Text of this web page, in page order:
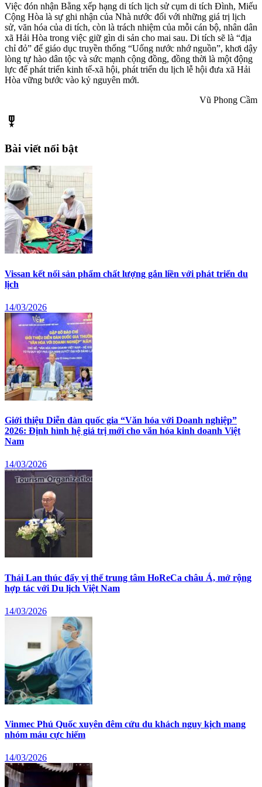
Việc đón nhận Bằng xếp hạng di tích lịch sử cụm di tích Đình, Miếu
Cộng Hòa là sự ghi nhận của Nhà nước đối với những giá trị lịch
sử, văn hóa của di tích, còn là trách nhiệm của mỗi cán bộ, nhân dân
xã Hải Hòa trong việc giữ gìn di sản cho mai sau. Di tích sẽ là “địa
chỉ đỏ” để giáo dục truyền thống “Uống nước nhớ nguồn”, khơi dậy
lòng tự hào dân tộc và sức mạnh cộng đồng, đồng thời là một động
lực để phát triển kinh tế-xã hội, phát triển du lịch lễ hội đưa xã Hải
Hòa vững bước vào kỷ nguyên mới.
Vũ Phong Cầm
military_tech
Bài viết nổi bật
Vissan kết nối sản phẩm chất lượng gắn liền với phát triển du
lịch
14/03/2026
Giới thiệu Diễn đàn quốc gia “Văn hóa với Doanh nghiệp”
2026: Định hình hệ giá trị mới cho văn hóa kinh doanh Việt
Nam
14/03/2026
Thái Lan thúc đẩy vị thế trung tâm HoReCa châu Á, mở rộng
hợp tác với Du lịch Việt Nam
14/03/2026
Vinmec Phú Quốc xuyên đêm cứu du khách nguy kịch mang
nhóm máu cực hiếm
14/03/2026